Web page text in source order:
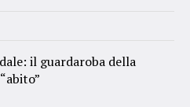
il guardaroba della